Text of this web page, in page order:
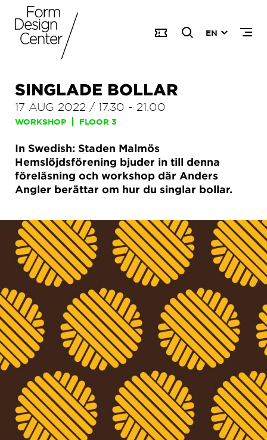
EN
SINGLADE BOLLAR
17 AUG 2022 / 17.30 - 21.00
WORKSHOP FLOOR 3
In Swedish: Staden Malmös
Hemslöjdsförening bjuder in till denna
föreläsning och workshop där Anders
Angler berättar om hur du singlar bollar.